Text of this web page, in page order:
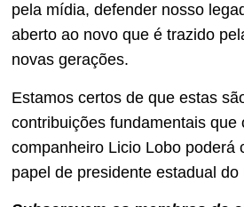
pela mídia, defender nosso
aberto ao novo que é trazido
novas gerações.
Estamos certos de que estas
contribuições fundamentais que
companheiro Licio Lobo poderá
papel de presidente estadual do